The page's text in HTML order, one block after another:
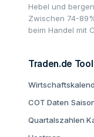
Hebel und
Zwischen 74-
beim Handel mit
Traden.de
COT Daten
Quartalszahlen